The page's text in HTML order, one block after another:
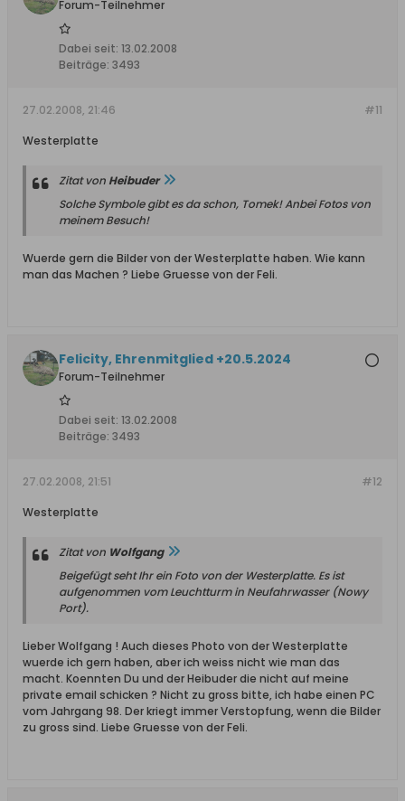
Forum-Teilnehmer
Dabei seit: 13.02.2008
Beiträge: 3493
#11
27.02.2008, 21:46
Westerplatte
Zitat von Heibuder
Solche Symbole gibt es da schon, Tomek! Anbei Fotos von
meinem Besuch!
Wuerde gern die Bilder von der Westerplatte haben. Wie kann
man das Machen ? Liebe Gruesse von der Feli.
Felicity, Ehrenmitglied +20.5.2024
Forum-Teilnehmer
Dabei seit: 13.02.2008
Beiträge: 3493
#12
27.02.2008, 21:51
Westerplatte
Zitat von Wolfgang
Beigefügt seht Ihr ein Foto von der Westerplatte. Es ist
aufgenommen vom Leuchtturm in Neufahrwasser (Nowy
Port).
Lieber Wolfgang ! Auch dieses Photo von der Westerplatte
wuerde ich gern haben, aber ich weiss nicht wie man das
macht. Koennten Du und der Heibuder die nicht auf meine
private email schicken ? Nicht zu gross bitte, ich habe einen PC
vom Jahrgang 98. Der kriegt immer Verstopfung, wenn die Bilder
zu gross sind. Liebe Gruesse von der Feli.